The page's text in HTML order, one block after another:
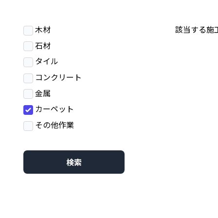
木材
石材
タイル
コンクリート
金属
カーペット
その他作業
検索
該当する施